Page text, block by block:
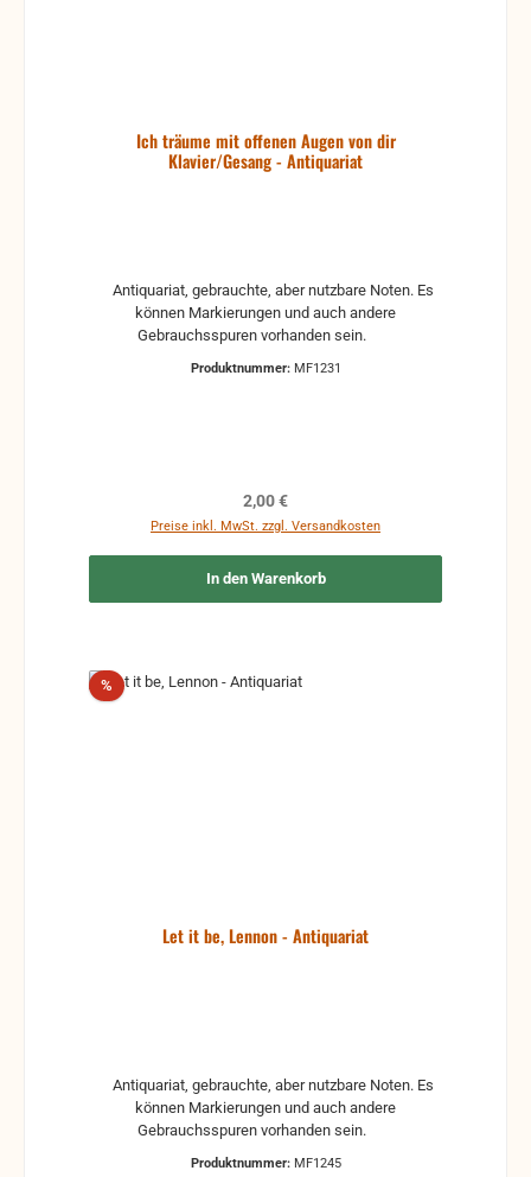
Ich träume mit offenen Augen von dir
Klavier/Gesang - Antiquariat
können Markierungen und auch andere
Produktnummer: MF1231
Regulärer Preis:
2,00 €
Preise inkl. MwSt. zzgl. Versandkosten
In den Warenkorb
%Rabatt
Let it be, Lennon - Antiquariat
können Markierungen und auch andere
Produktnummer: MF1245